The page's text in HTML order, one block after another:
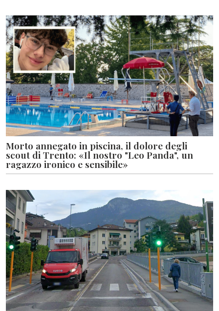
Morto annegato in piscina, il dolore degli
scout di Trento: «Il nostro "Leo Panda", un
ragazzo ironico e sensibile»